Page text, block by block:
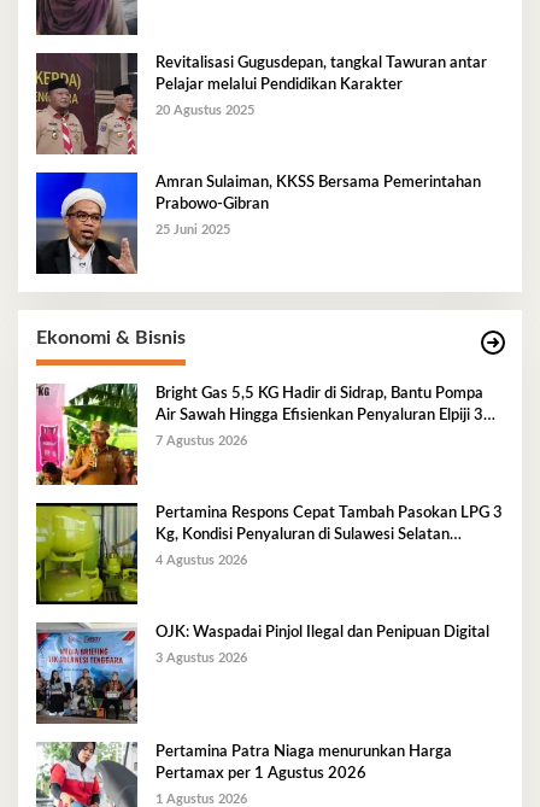
Revitalisasi Gugusdepan, tangkal Tawuran antar
Pelajar melalui Pendidikan Karakter
20 Agustus 2025
Amran Sulaiman, KKSS Bersama Pemerintahan
Prabowo-Gibran
25 Juni 2025
Ekonomi & Bisnis
Bright Gas 5,5 KG Hadir di Sidrap, Bantu Pompa
Air Sawah Hingga Efisienkan Penyaluran Elpiji 3
Kg
7 Agustus 2026
Pertamina Respons Cepat Tambah Pasokan LPG 3
Kg, Kondisi Penyaluran di Sulawesi Selatan
Berlangsung Kondusif
4 Agustus 2026
OJK: Waspadai Pinjol Ilegal dan Penipuan Digital
3 Agustus 2026
Pertamina Patra Niaga menurunkan Harga
Pertamax per 1 Agustus 2026
1 Agustus 2026